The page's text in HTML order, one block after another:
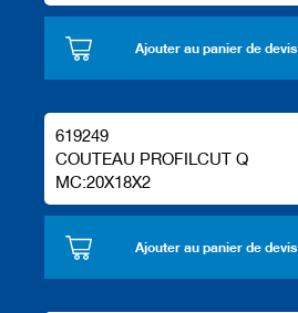
Ajouter au panier de devis
619249
COUTEAU PROFILCUT Q
MC:20X18X2
Ajouter au panier de devis